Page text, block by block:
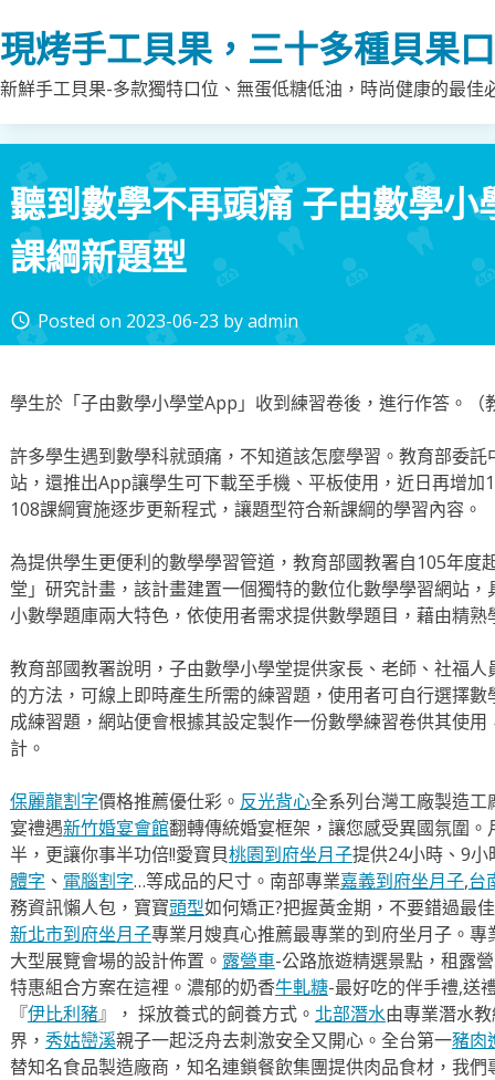
to
content
現烤手工貝果，三十多種貝果
新鮮手工貝果-多款獨特口位、無蛋低糖低油，時尚健康的最
聽到數學不再頭痛 子由數學
課綱新題型
access_time Posted on 2023-06-23 byadmin
學生於「子由數學小學堂App」收到練習卷後，進行作答。（
許多學生遇到數學科就頭痛，不知道該怎麼學習。教育部委
站，還推出App讓學生可下載至手機、平板使用，近日再增
108課綱實施逐步更新程式，讓題型符合新課綱的學習內容。
為提供學生更便利的數學學習管道，教育部國教署自105年度
堂」研究計畫，該計畫建置一個獨特的數位化數學學習網站
小數學題庫兩大特色，依使用者需求提供數學題目，藉由精
教育部國教署說明，子由數學小學堂提供家長、老師、社福
的方法，可線上即時產生所需的練習題，使用者可自行選擇
成練習題，網站便會根據其設定製作一份數學練習卷供其使
計。
保麗龍割字價格推薦優仕彩。 反光背心全系列台灣工廠製造
宴禮遇新竹婚宴會館翻轉傳統婚宴框架，讓您感受異國氛圍。
半，更讓你事半功倍!!愛寶貝桃園到府坐月子提供24小時、9
體字 、 電腦割字…等成品的尺寸。南部專業嘉義到府坐月子,台
務資訊懶人包，寶寶頭型如何矯正?把握黃金期，不要錯過最
新北市到府坐月子專業月嫂真心推薦最專業的到府坐月子。專
大型展覽會場的設計佈置。 露營車-公路旅遊精選景點，租露
特惠組合方案在這裡。濃郁的奶香牛軋糖-最好吃的伴手禮,送
『伊比利豬』， 採放養式的飼養方式。 北部潛水由專業潛水
界， 秀姑巒溪親子一起泛舟去​刺激安全又開心。全台第一豬肉
替知名食品製造廠商，知名連鎖餐飲集團提供肉品食材，我